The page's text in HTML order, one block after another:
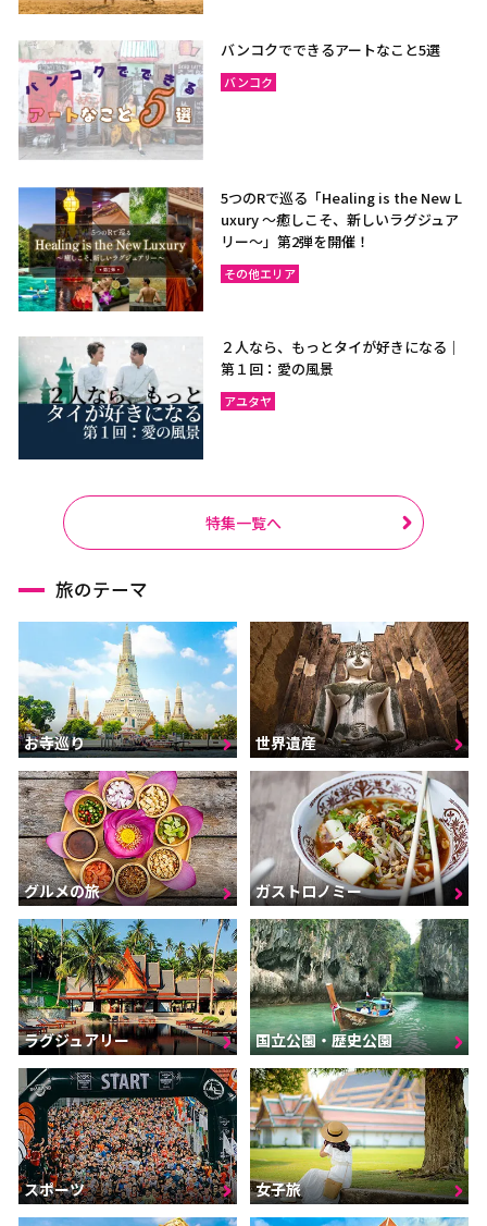
バンコクでできるアートなこと5選
バンコク
5つのRで巡る「Healing is the New L
uxury ～癒しこそ、新しいラグジュア
リー〜」第2弾を開催！
その他エリア
２人なら、もっとタイが好きになる｜
第１回：愛の風景
アユタヤ
特集一覧へ
旅のテーマ
お寺巡り 世界遺産
グルメの旅 ガストロノミー
ラグジュアリー 国立公園・歴史公園
スポーツ 女子旅